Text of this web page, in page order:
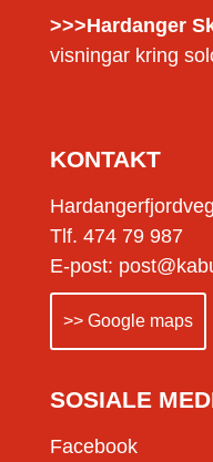
>>>Hardanger
visningar kring
KONTAKT
Tlf. 474 79 987
E-post:
>> Google maps
SOSIALE
Facebook